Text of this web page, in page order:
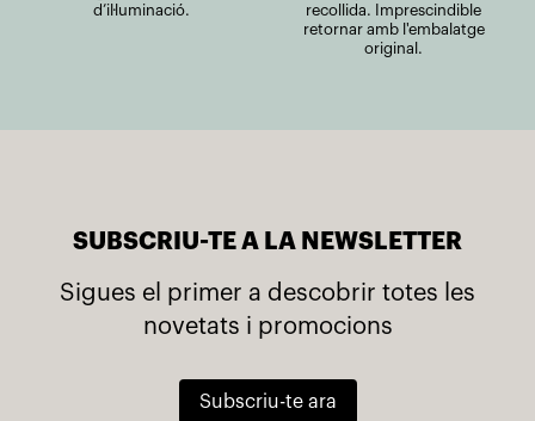
d’il·luminació.
recollida. Imprescindible
retornar amb l'embalatge
original.
SUBSCRIU-TE A LA NEWSLETTER
Sigues el primer a descobrir totes les
novetats i promocions
Subscriu-te ara